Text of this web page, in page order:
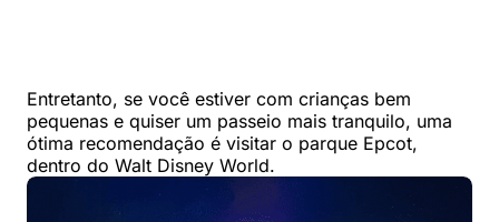
Entretanto, se você estiver com crianças bem
pequenas e quiser um passeio mais tranquilo, uma
ótima recomendação é visitar o parque Epcot,
dentro do Walt Disney World.